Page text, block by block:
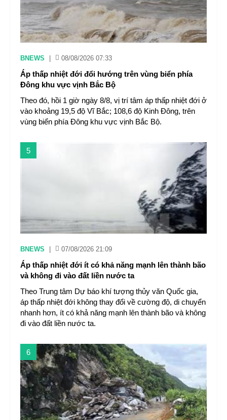
BNEWS 08/08/2026 07:33
Áp thấp nhiệt đới đổi hướng trên vùng biển phía
Đông khu vực vịnh Bắc Bộ
Theo đó, hồi 1 giờ ngày 8/8, vị trí tâm áp thấp nhiệt đới ở
vào khoảng 19,5 độ Vĩ Bắc; 108,6 độ Kinh Đông, trên
vùng biển phía Đông khu vực vịnh Bắc Bộ.
5
BNEWS 07/08/2026 21:09
Áp thấp nhiệt đới ít có khả năng mạnh lên thành bão
và không đi vào đất liền nước ta
Theo Trung tâm Dự báo khí tượng thủy văn Quốc gia,
áp thấp nhiệt đới không thay đổi về cường độ, di chuyển
nhanh hơn, ít có khả năng mạnh lên thành bão và không
đi vào đất liền nước ta.
6